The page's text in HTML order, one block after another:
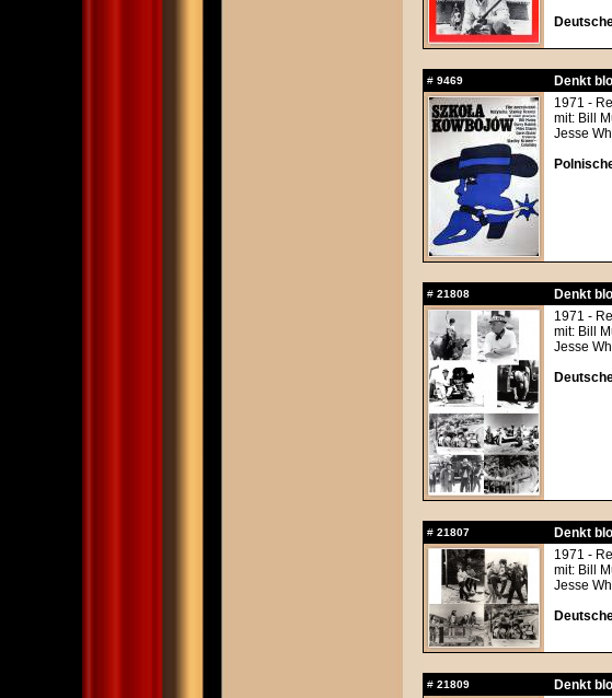
# 9469 Denkt
1971 -
mit: Bill
Jesse
# 21808 Denkt
1971 -
mit: Bill
Jesse
# 21807 Denkt
1971 -
mit: Bill
Jesse
# 21809 Denkt